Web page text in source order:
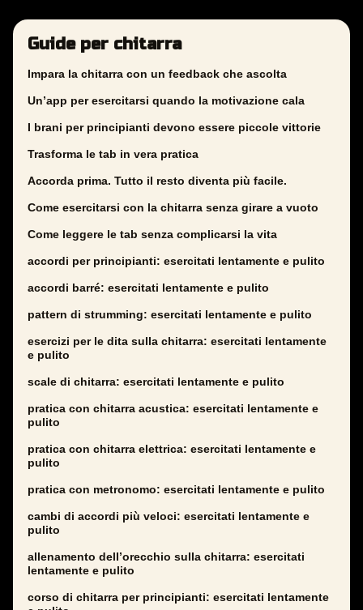
Guide per chitarra
Impara la chitarra con un feedback che ascolta
Un’app per esercitarsi quando la motivazione cala
I brani per principianti devono essere piccole vittorie
Trasforma le tab in vera pratica
Accorda prima. Tutto il resto diventa più facile.
Come esercitarsi con la chitarra senza girare a vuoto
Come leggere le tab senza complicarsi la vita
accordi per principianti: esercitati lentamente e pulito
accordi barré: esercitati lentamente e pulito
pattern di strumming: esercitati lentamente e pulito
esercizi per le dita sulla chitarra: esercitati lentamente
e pulito
scale di chitarra: esercitati lentamente e pulito
pratica con chitarra acustica: esercitati lentamente e
pulito
pratica con chitarra elettrica: esercitati lentamente e
pulito
pratica con metronomo: esercitati lentamente e pulito
cambi di accordi più veloci: esercitati lentamente e
pulito
allenamento dell’orecchio sulla chitarra: esercitati
lentamente e pulito
corso di chitarra per principianti: esercitati lentamente